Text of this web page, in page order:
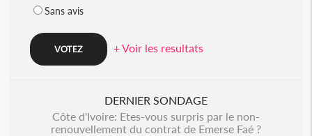
Sans avis
+ Voir les resultats
DERNIER SONDAGE
Côte d'Ivoire: Etes-vous surpris par le non-
renouvellement du contrat de Emerse Faé ?